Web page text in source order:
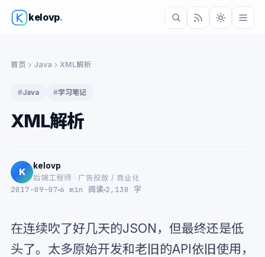
kelovp.
首页 Java XML解析
#Java #学习笔记
XML解析
K
kelovp
后端工程师 · 广告投放 / 商业化
2017-09-07 6 min 阅读 2,130 字
在连续吹了好几天的JSON，但最终还是低
头了。太多原始开发和老旧的API依旧使用，